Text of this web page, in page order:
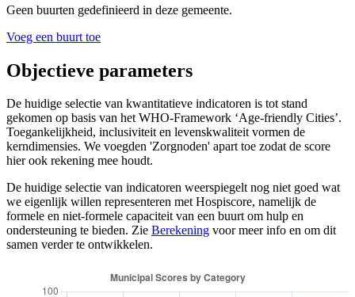
Geen buurten gedefinieerd in deze gemeente.
Voeg een buurt toe
Objectieve parameters
De huidige selectie van kwantitatieve indicatoren is tot stand
gekomen op basis van het WHO-Framework ‘Age-friendly Cities’.
Toegankelijkheid, inclusiviteit en levenskwaliteit vormen de
kerndimensies. We voegden 'Zorgnoden' apart toe zodat de score
hier ook rekening mee houdt.
De huidige selectie van indicatoren weerspiegelt nog niet goed wat
we eigenlijk willen representeren met Hospiscore, namelijk de
formele en niet-formele capaciteit van een buurt om hulp en
ondersteuning te bieden. Zie Berekening voor meer info en om dit
samen verder te ontwikkelen.